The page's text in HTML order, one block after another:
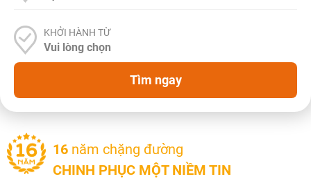
KHỞI HÀNH TỪ
Tìm ngay
16 năm chặng đường
CHINH PHỤC MỘT NIỀM TIN